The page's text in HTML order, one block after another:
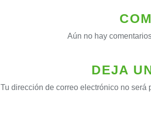
Aún no hay
DEJA
Tu dirección de correo electrónico no será